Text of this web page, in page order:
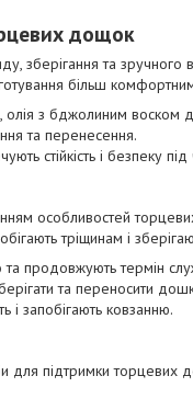
дощок
зберігання та
більш
олія з бджолиним воском
та перенесення.
стійкість і безпеку під
особливостей
тріщинам і
продовжують термін
та переносити
і запобігають ковзанню.
для підтримки торцевих